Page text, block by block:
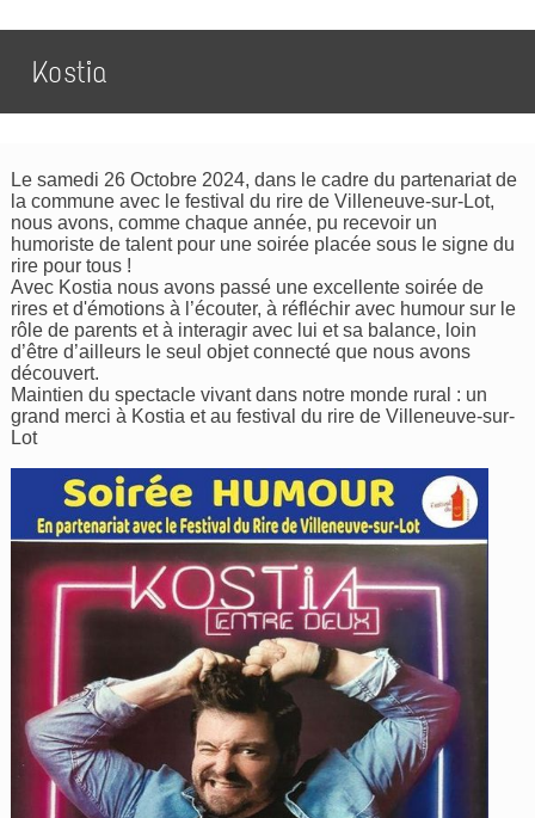
Kostia
Le samedi 26 Octobre 2024, dans le cadre du partenariat de
la commune avec le festival du rire de Villeneuve-sur-Lot,
nous avons, comme chaque année, pu recevoir un
humoriste de talent pour une soirée placée sous le signe du
rire pour tous !
Avec Kostia nous avons passé une excellente soirée de
rires et d'émotions à l’écouter, à réfléchir avec humour sur le
rôle de parents et à interagir avec lui et sa balance, loin
d’être d’ailleurs le seul objet connecté que nous avons
découvert.
Maintien du spectacle vivant dans notre monde rural : un
grand merci à Kostia et au festival du rire de Villeneuve-sur-
Lot